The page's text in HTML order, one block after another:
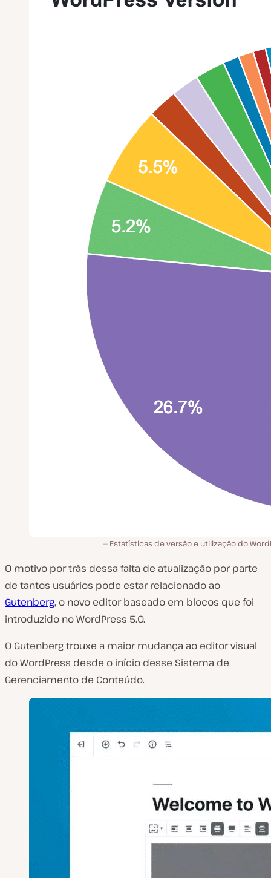
Estatísticas de versão e utilização do
O motivo por trás dessa falta de atualização por parte
de tantos usuários pode estar relacionado ao
Gutenberg, o novo editor baseado em blocos que foi
introduzido no WordPress 5.0.
O Gutenberg trouxe a maior mudança ao editor visual
do WordPress desde o início desse Sistema de
Gerenciamento de Conteúdo.